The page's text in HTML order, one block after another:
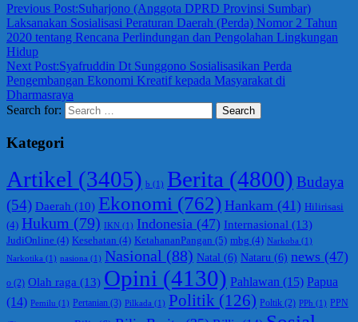
Previous Post:Suharjono (Anggota DPRD Provinsi Sumbar)
Laksanakan Sosialisasi Peraturan Daerah (Perda) Nomor 2 Tahun
2020 tentang Rencana Perlindungan dan Pengolahan Lingkungan
Hidup
Next Post:Syafruddin Dt Sunggono Sosialisasikan Perda
Pengembangan Ekonomi Kreatif kepada Masyarakat di
Dharmasraya
Search for:
Search
Kategori
Artikel (3405) b (1) Berita (4800) Budaya
(54) Daerah (10) Ekonomi (762) Hankam (41) Hilirisasi
(4) Hukum (79) IKN (1) Indonesia (47) Internasional (13)
JudiOnline (4) Kesehatan (4) KetahananPangan (5) mbg (4) Narkoba (1)
Narkotika (1) nasiona (1) Nasional (88) Natal (6) Nataru (6) news (47)
o (2) Olah raga (13) Opini (4130) Pahlawan (15) Papua
(14) Pemilu (1) Pertanian (3) Pilkada (1) Politik (126) Poltik (2) PPh (1) PPN